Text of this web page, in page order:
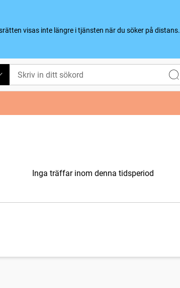
visas inte längre i tjänsten när du söker på distans.
Inga träffar inom denna tidsperiod